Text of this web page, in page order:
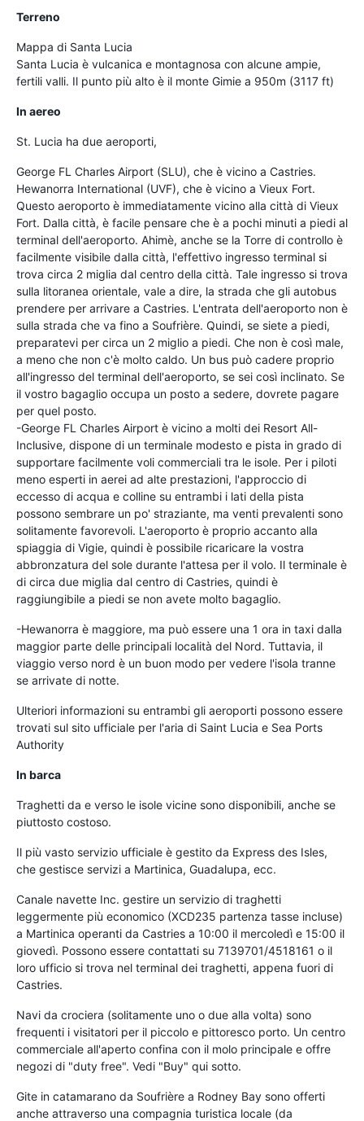
Terreno
Mappa di Santa Lucia
Santa Lucia è vulcanica e montagnosa con alcune ampie,
fertili valli. Il punto più alto è il monte Gimie a 950m (3117 ft)
In aereo
St. Lucia ha due aeroporti,
George FL Charles Airport (SLU), che è vicino a Castries.
Hewanorra International (UVF), che è vicino a Vieux Fort.
Questo aeroporto è immediatamente vicino alla città di Vieux
Fort. Dalla città, è facile pensare che è a pochi minuti a piedi al
terminal dell'aeroporto. Ahimè, anche se la Torre di controllo è
facilmente visibile dalla città, l'effettivo ingresso terminal si
trova circa 2 miglia dal centro della città. Tale ingresso si trova
sulla litoranea orientale, vale a dire, la strada che gli autobus
prendere per arrivare a Castries. L'entrata dell'aeroporto non è
sulla strada che va fino a Soufrière. Quindi, se siete a piedi,
preparatevi per circa un 2 miglio a piedi. Che non è così male,
a meno che non c'è molto caldo. Un bus può cadere proprio
all'ingresso del terminal dell'aeroporto, se sei così inclinato. Se
il vostro bagaglio occupa un posto a sedere, dovrete pagare
per quel posto.
-George FL Charles Airport è vicino a molti dei Resort All-
Inclusive, dispone di un terminale modesto e pista in grado di
supportare facilmente voli commerciali tra le isole. Per i piloti
meno esperti in aerei ad alte prestazioni, l'approccio di
eccesso di acqua e colline su entrambi i lati della pista
possono sembrare un po' straziante, ma venti prevalenti sono
solitamente favorevoli. L'aeroporto è proprio accanto alla
spiaggia di Vigie, quindi è possibile ricaricare la vostra
abbronzatura del sole durante l'attesa per il volo. Il terminale è
di circa due miglia dal centro di Castries, quindi è
raggiungibile a piedi se non avete molto bagaglio.
-Hewanorra è maggiore, ma può essere una 1 ora in taxi dalla
maggior parte delle principali località del Nord. Tuttavia, il
viaggio verso nord è un buon modo per vedere l'isola tranne
se arrivate di notte.
Ulteriori informazioni su entrambi gli aeroporti possono essere
trovati sul sito ufficiale per l'aria di Saint Lucia e Sea Ports
Authority
In barca
Traghetti da e verso le isole vicine sono disponibili, anche se
piuttosto costoso.
Il più vasto servizio ufficiale è gestito da Express des Isles,
che gestisce servizi a Martinica, Guadalupa, ecc.
Canale navette Inc. gestire un servizio di traghetti
leggermente più economico (XCD235 partenza tasse incluse)
a Martinica operanti da Castries a 10:00 il mercoledì e 15:00 il
giovedì. Possono essere contattati su 7139701/4518161 o il
loro ufficio si trova nel terminal dei traghetti, appena fuori di
Castries.
Navi da crociera (solitamente uno o due alla volta) sono
frequenti i visitatori per il piccolo e pittoresco porto. Un centro
commerciale all'aperto confina con il molo principale e offre
negozi di "duty free". Vedi "Buy" qui sotto.
Gite in catamarano da Soufrière a Rodney Bay sono offerti
anche attraverso una compagnia turistica locale (da